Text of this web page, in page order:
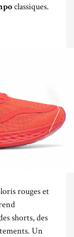
classiques.
rouges et
shorts, des
Un